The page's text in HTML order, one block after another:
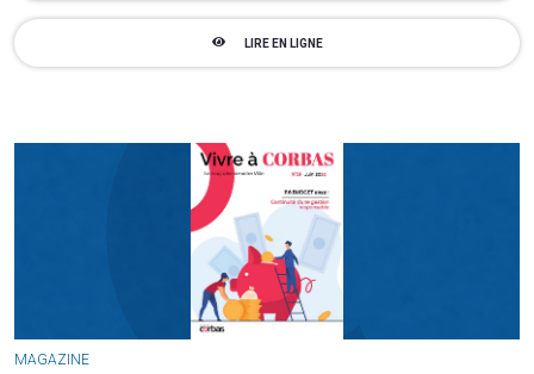
LIRE EN LIGNE
MAGAZINE